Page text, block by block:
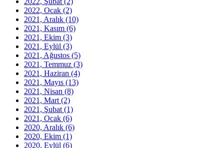
2022, Ocak (2)
2021, Aralık (10)
2021, Kasım (6)
2021, Ekim (3)
2021, Eylül (3)
2021, Ağustos (5)
2021, Temmuz (3)
2021, Haziran (4)
2021, Mayıs (13)
2021, Nisan (8)
2021, Mart (2)
2021, Şubat (1)
2021, Ocak (6)
2020, Aralık (6)
2020, Ekim (1)
2020, Eylül (6)